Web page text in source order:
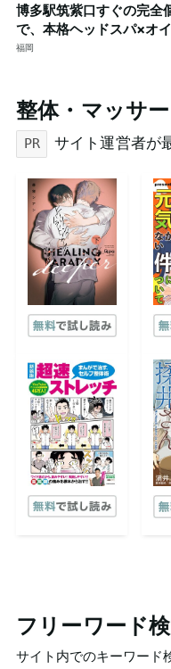
博多駅筑紫口すぐの完全
で、本格ヘッドスパ×オ
マッサージ。ご予約はDM
福岡
整体・マッサ
PR サイト運営者が
フリーワード
サイト内でのキーワード